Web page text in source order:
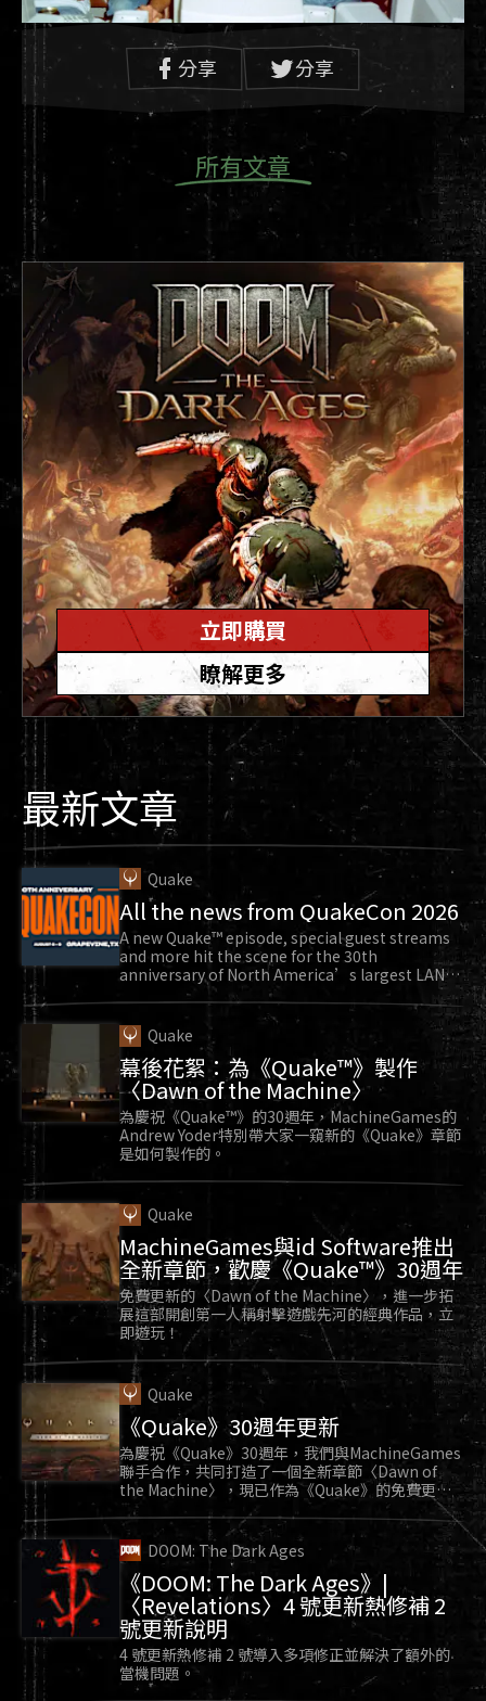
同年稍晚，眾多玩家來到德州 Garland 的某間飯
店，參與自備電腦聚會和《雷神之鎚》賽事。時至
今日，QuakeCon 總會吸引數以千計的愛好者參與
北美歷史最悠久的區網派對。
1997
id Software 推出《雷神之鎚 II》。這部充滿雄心壯
志的續作除了向世人介紹了 id Software
的 idTech 3 引擎外，還包含完整的劇情戰役。在劇
情模式中首次登場的外星機器史卓格 (Strogg) 未來
將在 Raven Software 的《雷神之鎚 4》
(Quake 4) (2005) 和《雷神之戰》
(Enemy Territory:Quake Wars) (2007) 當中繼續威
脅《雷神之鎚》宇宙。
立即於現代平台體驗正式重新發行的
《雷神之鎚
II》，體驗精彩的劇情戰役，或是透過網路與好友組
隊或彼此廝殺吧！
此外，也是在 1997 年，Midway Games 推出了
《毀滅戰士 64》(DOOM 64)。這款遊戲採用《毀滅
戰士》(1993) 引擎的客製化版本，在 id Software
的監督下開發，包含原創的惡魔和武器圖像。
玩家現在可以透過 Game Pass、Xbox One、
PlayStation 4、Nintendo Switch 和 PC 體驗當年由
任天堂 64 獨占的《毀滅戰士 64》
1999
分享 分享
所有文章
立即購買
瞭解更多
最新文章
Quake
All the news from QuakeCon 2026
A new Quake™ episode, special guest streams
and more hit the scene for the 30th
anniversary of North America’s largest LAN
Quake
幕後花絮：為《Quake™》製作
〈Dawn of the Machine〉
為慶祝《Quake™》的30週年，MachineGames的
Andrew Yoder特別帶大家一窺新的《Quake》章節
是如何製作的。
Quake
MachineGames與id Software推出
全新章節，歡慶《Quake™》30週年
免費更新的〈Dawn of the Machine〉，進一步拓
展這部開創第一人稱射擊遊戲先河的經典作品，立
即遊玩！
Quake
《Quake》30週年更新
為慶祝《Quake》30週年，我們與MachineGames
聯手合作，共同打造了一個全新章節〈Dawn of
the Machine〉，現已作為《Quake》的免費更新
推出。
DOOM: The Dark Ages
《DOOM: The Dark Ages》|
〈Revelations〉4 號更新熱修補 2
號更新說明
4 號更新熱修補 2 號導入多項修正並解決了額外的
當機問題。